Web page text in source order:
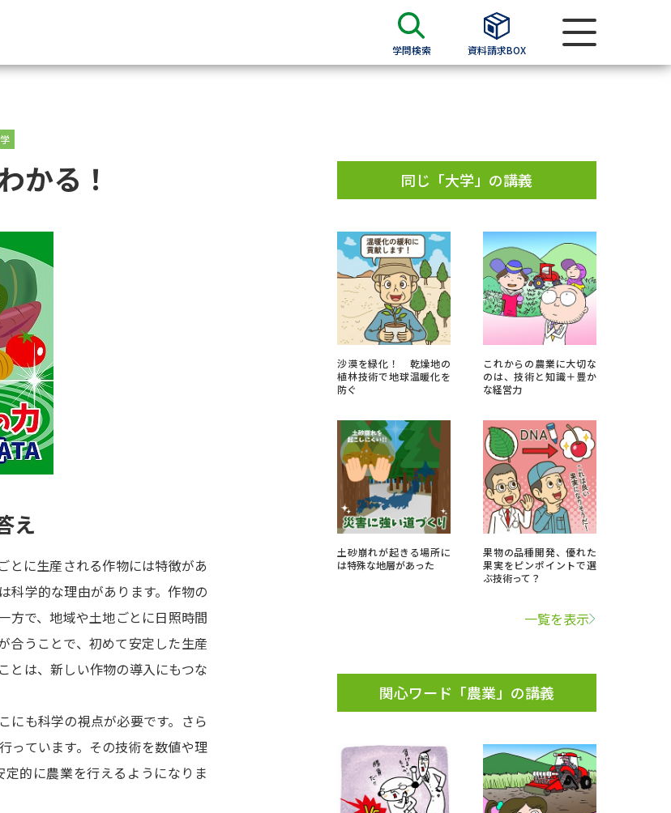
学問検索 資料請求BOX
大学・短大の資料種類から請求
大学入学共通テスト利用選抜の募集要項＆願書
過去問題集
留学・進学関連、塾・予備校
大学入学共通テスト「受験上の配慮案内」の請求
高等学校卒業程度認定試験
小学校教員資格認定試験
大学検索
大学で学べる内容や特徴を調べる
新増設大学・学部・学科特集
データサイエンス特集
新学年スタート号特集ページ（高3生用）
新学年スタート号特集ページ（高2生用）
SELFBRAND特集ページ
かる！
え
とに生産される作物には特徴があ
科学的な理由があります。作物の
方で、地域や土地ごとに日照時間
合うことで、初めて安定した生産
とは、新しい作物の導入にもつな
にも科学の視点が必要です。さら
っています。その技術を数値や理
的に農業を行えるようになりま
同じ「大学」の講義
沙漠を緑化！ 乾燥地の
植林技術で地球温暖化を
防ぐ
これからの農業に大切な
のは、技術と知識＋豊か
な経営力
土砂崩れが起きる場所に
は特殊な地層があった
果物の品種開発、優れた
果実をピンポイントで選
ぶ技術って？
一覧を表示
関心ワード「農業」の講義